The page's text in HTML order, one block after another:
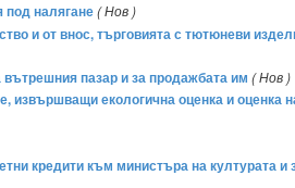
под налягане( Нов )
и от внос, търговията с тютюневи
вътрешния пазар и за продажбата им ( Нов )
екологична оценка и оценка
кредити към министъра на културата и